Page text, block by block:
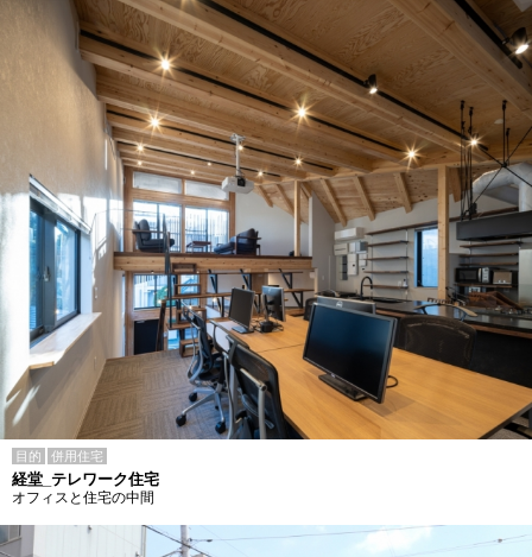
目的 併用住宅
経堂_テレワーク住宅
オフィスと住宅の中間